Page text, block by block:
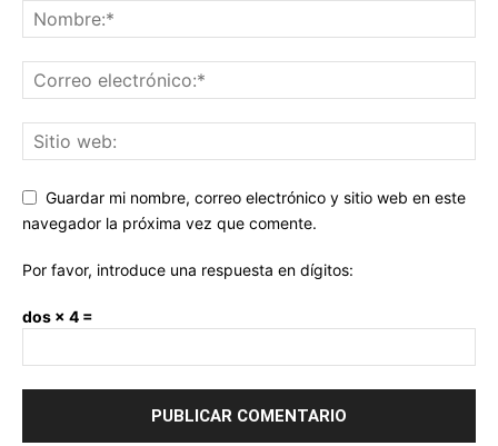
Guardar mi nombre, correo electrónico y sitio web en este
navegador la próxima vez que comente.
Por favor, introduce una respuesta en dígitos:
dos × 4 =